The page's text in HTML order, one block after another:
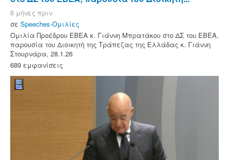
6 μήνες πριν
σε Speeches-Ομιλίες
Ομιλία Προέδρου ΕΒΕΑ κ. Γιάννη Μπρατάκου στο ΔΣ του ΕΒΕΑ,
παρουσία του Διοικητή της Τράπεζας της Ελλάδας κ. Γιάννη
Στουρνάρα, 28.1.26
689 εμφανίσεις